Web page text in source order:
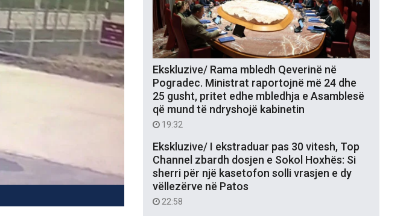
Ekskluzive/ Rama mbledh Qeverinë në
Pogradec. Ministrat raportojnë më 24 dhe
25 gusht, pritet edhe mbledhja e Asamblesë
që mund të ndryshojë kabinetin
19:32
Ekskluzive/ I ekstraduar pas 30 vitesh, Top
Channel zbardh dosjen e Sokol Hoxhës: Si
sherri për një kasetofon solli vrasjen e dy
vëllezërve në Patos
22:58